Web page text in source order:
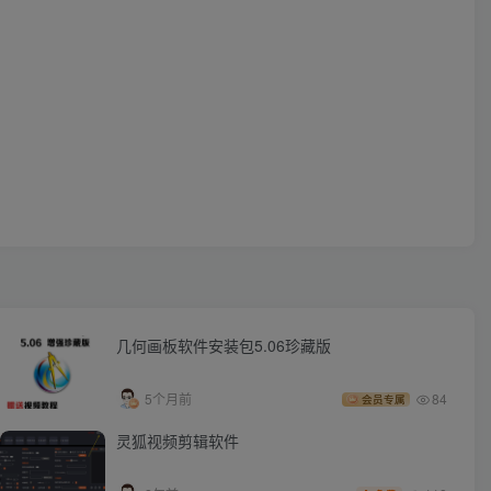
几何画板软件安装包5.06珍藏版
5个月前 会员专属 84
灵狐视频剪辑软件